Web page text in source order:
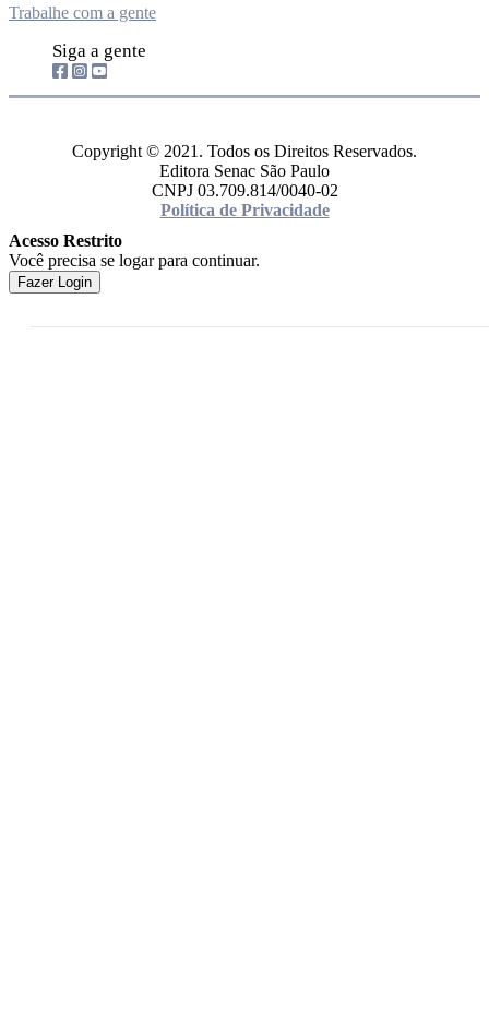
Trabalhe com a gente
Siga a gente
Copyright © 2021. Todos os Direitos Reservados.
Editora Senac São Paulo
CNPJ 03.709.814/0040-02
Política de Privacidade
Acesso Restrito
Você precisa se logar para continuar.
Fazer Login